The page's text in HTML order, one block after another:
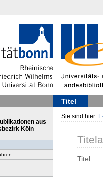
Titel
aus
Köln
Sie sind hier:
Titel